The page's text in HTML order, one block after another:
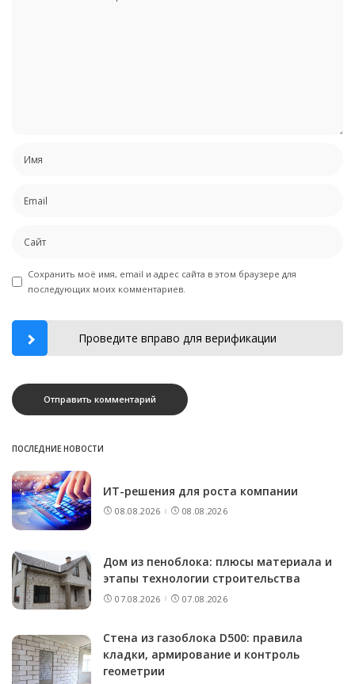
Сохранить моё имя, email и адрес сайта в этом браузере для
последующих моих комментариев.
Проведите вправо для верификации
ПОСЛЕДНИЕ НОВОСТИ
ИТ-решения для роста компании
08.08.2026 08.08.2026
Дом из пеноблока: плюсы материала и
этапы технологии строительства
07.08.2026 07.08.2026
Стена из газоблока D500: правила
кладки, армирование и контроль
геометрии